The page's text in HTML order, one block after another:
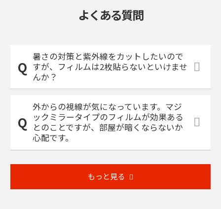
よくある質問
暑さの対策と紫外線をカットしたいので
すが、フィルムは2枚貼らないといけませ
んか？
外からの視線が気になっています。マジ
ックミラータイプのフィルムが効果ある
とのことですが、部屋が暗くならないか
心配です。
もっと見る